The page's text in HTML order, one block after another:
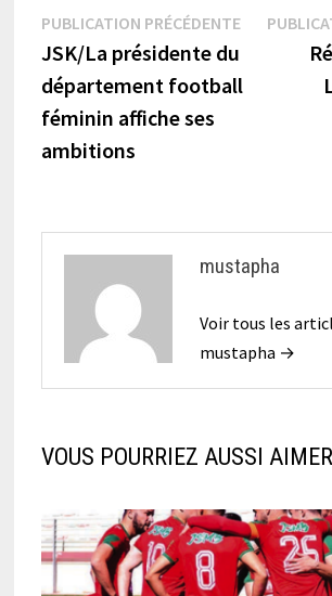
Navigation
de
l’article
PUBLICATION PRÉCÉDENTEPublication
JSK/La présidente du
département football
féminin affiche ses
ambitions
mustapha
Voir tous les
mustapha →
VOUS POURRIEZ AUSSI AIMER